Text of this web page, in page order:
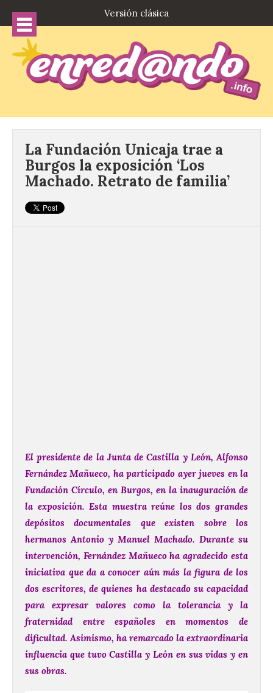
Versión clásica
La Fundación Unicaja trae a
Burgos la exposición ‘Los
Machado. Retrato de familia’
El presidente de la Junta de Castilla y León, Alfonso
Fernández Mañueco, ha participado ayer jueves en la
Fundación Círculo, en Burgos, en la inauguración de
la exposición. Esta muestra reúne los dos grandes
depósitos documentales que existen sobre los
hermanos Antonio y Manuel Machado. Durante su
intervención, Fernández Mañueco ha agradecido esta
iniciativa que da a conocer aún más la figura de los
dos escritores, de quienes ha destacado su capacidad
para expresar valores como la tolerancia y la
fraternidad entre españoles en momentos de
dificultad. Asimismo, ha remarcado la extraordinaria
influencia que tuvo Castilla y León en sus vidas y en
sus obras.